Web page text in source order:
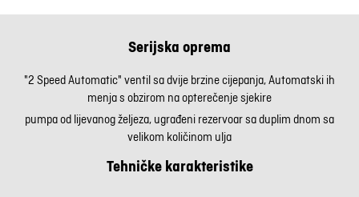
Serijska oprema
"2 Speed Automatic" ventil sa dvije brzine cijepanja, Automatski ih
menja s obzirom na opterečenje sjekire
pumpa od lijevanog željeza, ugrađeni rezervoar sa duplim dnom sa
velikom količinom ulja
Tehničke karakteristike